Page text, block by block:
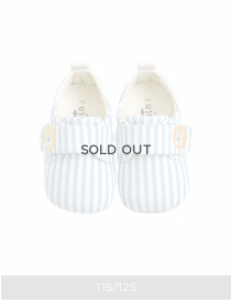
SOLD OUT